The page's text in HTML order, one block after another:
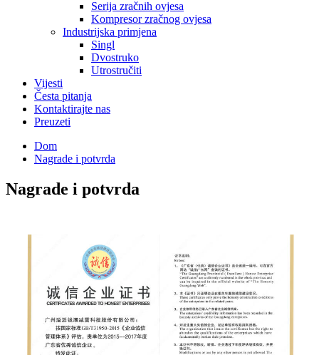
Serija zračnih ovjesa
Kompresor zračnog ovjesa
Industrijska primjena
Singl
Dvostruko
Utrostručiti
Vijesti
Česta pitanja
Kontaktirajte nas
Preuzeti
Dom
Nagrade i potvrda
Nagrade i potvrda